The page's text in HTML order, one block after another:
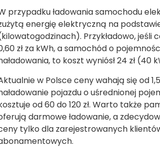
przypadku ładowania samochodu
energię elektryczną na
Przykładowo, jeśli
zł za kWh, a samochód o
to koszt wyniósł 24 zł (40
w Polsce ceny wahają się od
pojazdu o uśrednionej
od 60 do 120 zł. Warto także
darmowe ładowanie, a
tylko dla zarejestrowanych